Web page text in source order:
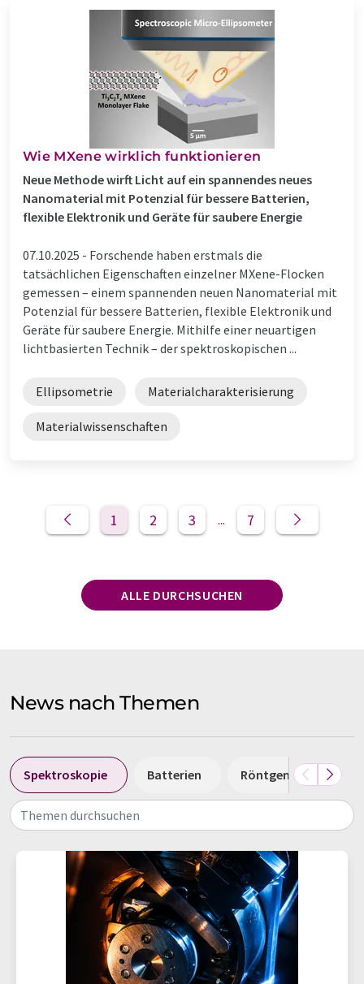
Wie MXene wirklich funktionieren
Neue Methode wirft Licht auf ein spannendes neues
Nanomaterial mit Potenzial für bessere Batterien,
flexible Elektronik und Geräte für saubere Energie
07.10.2025 - Forschende haben erstmals die
tatsächlichen Eigenschaften einzelner MXene-Flocken
gemessen – einem spannenden neuen Nanomaterial mit
Potenzial für bessere Batterien, flexible Elektronik und
Geräte für saubere Energie. Mithilfe einer neuartigen
lichtbasierten Technik – der spektroskopischen ...
Ellipsometrie Materialcharakterisierung
Materialwissenschaften
1 2 3 ... 7
ALLE DURCHSUCHEN
News nach Themen
Spektroskopie Batterien Röntgenstrahlung
Themen durchsuchen